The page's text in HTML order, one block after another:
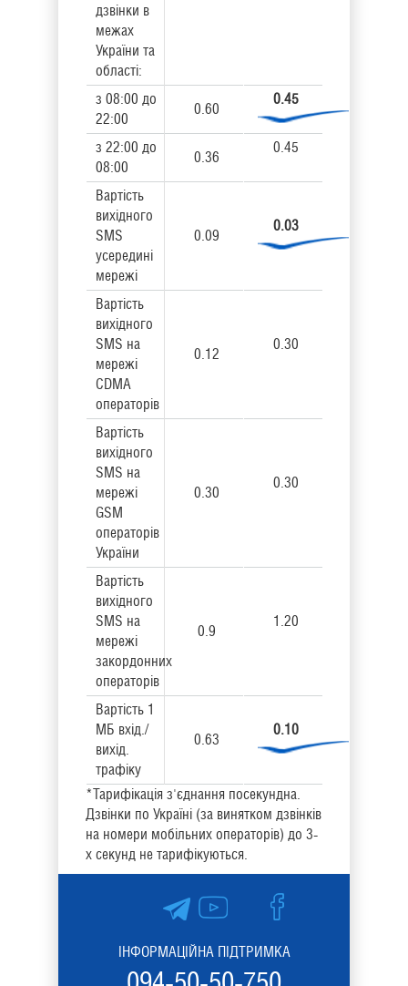
дзвінки в
межах
України та
області:
з 08:00 до
22:00
0.60
0.45
з 22:00 до
08:00
0.36
0.45
Вартість
вихідного
SMS
усередині
мережі
0.09
0.03
Вартість
вихідного
SMS на
мережі
CDMA
операторів
0.12
0.30
Вартість
вихідного
SMS на
мережі
GSM
операторів
України
0.30
0.30
Вартість
вихідного
SMS на
мережі
закордонних
операторів
0.9
1.20
Вартість 1
МБ вхід./
вихід.
трафіку
0.63
0.10
*Тарифікація з'єднання посекундна.
Дзвінки по Україні (за винятком дзвінків
на номери мобільних операторів) до 3-
х секунд не тарифікуються.
ІНФОРМАЦІЙНА ПІДТРИМКА